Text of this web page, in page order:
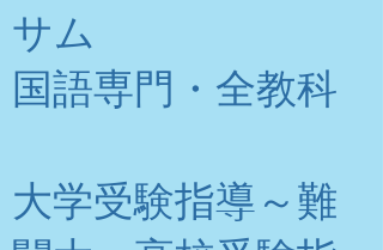
サム
​国語専門・全教科
大学受験指導～難